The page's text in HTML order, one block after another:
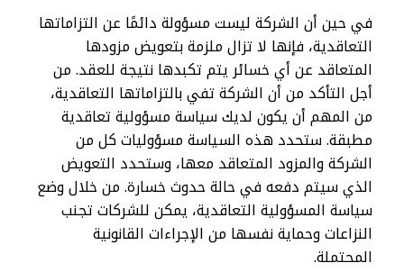
في حين أن الشركة ليست مسؤولة دائمًا عن التزاماتها
التعاقدية، فإنها لا تزال ملزمة بتعويض مزودها
المتعاقد عن أي خسائر يتم تكبدها نتيجة للعقد. من
أجل التأكد من أن الشركة تفي بالتزاماتها التعاقدية،
من المهم أن يكون لديك سياسة مسؤولية تعاقدية
مطبقة. ستحدد هذه السياسة مسؤوليات كل من
الشركة والمزود المتعاقد معها، وستحدد التعويض
الذي سيتم دفعه في حالة حدوث خسارة. من خلال وضع
سياسة المسؤولية التعاقدية، يمكن للشركات تجنب
النزاعات وحماية نفسها من الإجراءات القانونية
المحتملة.